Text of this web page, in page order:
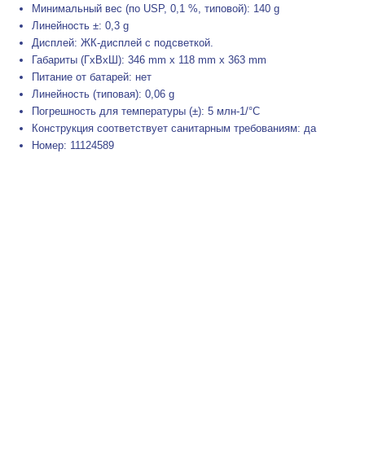
Минимальный вес (по USP, 0,1 %, типовой): 140 g
Линейность ±: 0,3 g
Дисплей: ЖК-дисплей с подсветкой.
Габариты (ГxВxШ): 346 mm x 118 mm x 363 mm
Питание от батарей: нет
Линейность (типовая): 0,06 g
Погрешность для температуры (±): 5 млн-1/°C
Конструкция соответствует санитарным требованиям: да
Номер: 11124589